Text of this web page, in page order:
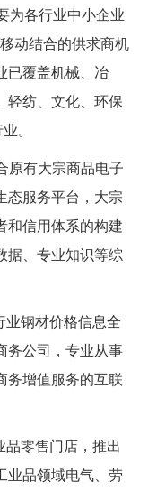
为各行业中小企业
动结合的供求商机
已覆盖机械、冶
轻纺、文化、环保
。
原有大宗商品电子
态服务平台，大宗
和信用体系的构建
据、专业知识等综
业钢材价格信息全
务公司，专业从事
务增值服务的互联
零售门店，推出
业品领域电气、劳